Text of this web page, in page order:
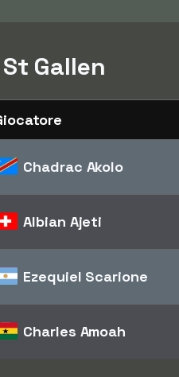
Gallen
Chadrac Akolo
Albian Ajeti
Ezequiel Scarione
Charles Amoah